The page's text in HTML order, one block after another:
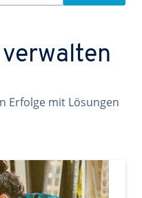
Erfolge mit Lösungen